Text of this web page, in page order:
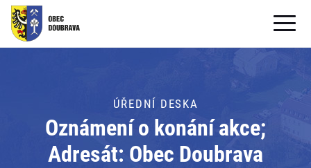
OBECNÍ ÚŘAD
PRO OBČANY
Formuláře ke stažení
ÚŘEDNÍ DESKA
Oznámení o konání akce;
Adresát: Obec Doubrava